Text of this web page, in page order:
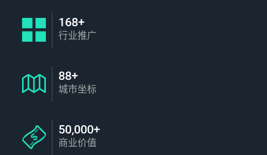
168+
行业推广
88+
城市坐标
50,000+
商业价值